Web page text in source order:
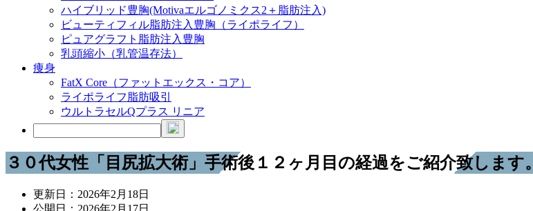
ハイブリッド豊胸(Motivaエルゴノミクス2＋脂肪注入)
ビューティフィル脂肪注入豊胸（ライポライフ）
ピュアグラフト脂肪注入豊胸
乳頭縮小（乳管温存法）
痩身
FatX Core（ファットエックス・コア）
ライポライフ脂肪吸引
ウルトラセルQプラス リニア
３０代女性「目尻拡大術」手術後１２ヶ月目の経過をご紹介致します。
更新日： 2026年2月18日
公開日： 2026年2月17日